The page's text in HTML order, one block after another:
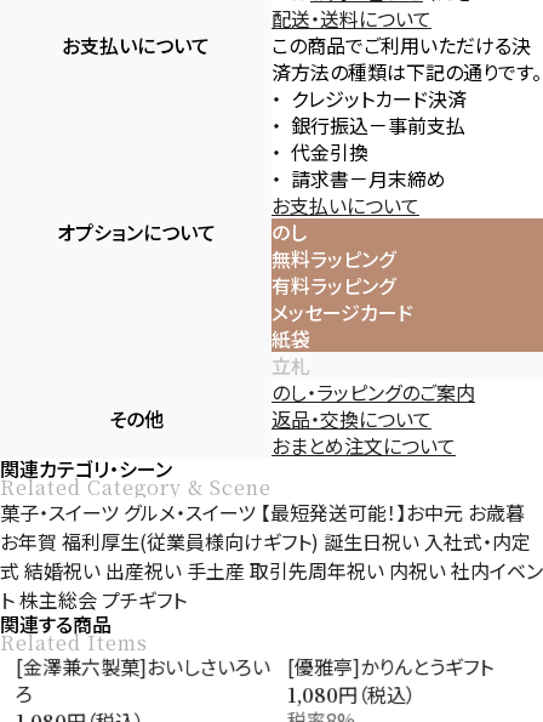
配送・送料について
お支払いについて
この商品でご利用いただける決
済方法の種類は下記の通りです。
クレジットカード決済
銀行振込－事前支払
代金引換
請求書－月末締め
お支払いについて
オプションについて
のし
無料ラッピング
有料ラッピング
メッセージカード
紙袋
立札
のし・ラッピングのご案内
その他
返品・交換について
おまとめ注文について
関連カテゴリ・シーン
Related Category & Scene
菓子・スイーツ グルメ・スイーツ 【最短発送可能！】お中元 お歳暮
お年賀 福利厚生(従業員様向けギフト) 誕生日祝い 入社式・内定
式 結婚祝い 出産祝い 手土産 取引先周年祝い 内祝い社内イベン
ト株主総会 プチギフト
関連する商品
Related Items
[金澤兼六製菓]おいしさいろい
ろ
[優雅亭]かりんとうギフト
1,080円（税込）